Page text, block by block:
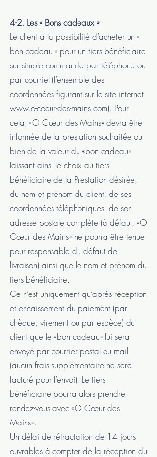
4-2. Les « Bons cadeaux »
Le client a la possibilité d’acheter un «
bon cadeau » pour un tiers bénéficiaire
sur simple commande par téléphone ou
par courriel (l’ensemble des
coordonnées figurant sur le site internet
www.o-coeur-des-mains.com). Pour
cela, «O Cœur des Mains» devra être
informée de la prestation souhaitée ou
bien de la valeur du «bon cadeau»
laissant ainsi le choix au tiers
bénéficiaire de la Prestation désirée,
du nom et prénom du client, de ses
coordonnées téléphoniques, de son
adresse postale complète (à défaut, «O
Cœur des Mains» ne pourra être tenue
pour responsable du défaut de
livraison) ainsi que le nom et prénom du
tiers bénéficiaire.
Ce n’est uniquement qu’après réception
et encaissement du paiement (par
chèque, virement ou par espèce) du
client que le «bon cadeau» lui sera
envoyé par courrier postal ou mail
(aucun frais supplémentaire ne sera
facturé pour l’envoi). Le tiers
bénéficiaire pourra alors prendre
rendez-vous avec «O Cœur des
Mains».
Un délai de rétractation de 14 jours
ouvrables à compter de la réception du